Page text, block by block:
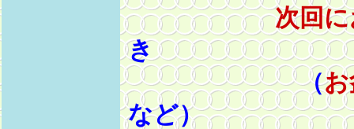
次回
き
（
など）